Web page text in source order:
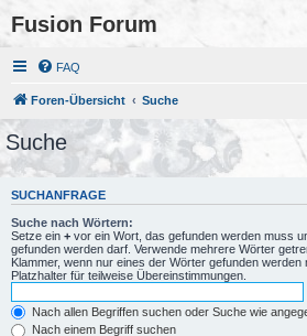
Fusion Forum
FAQ
Foren-Übersicht Suche
Suche
SUCHANFRAGE
Suche nach Wörtern:
Setze ein + vor ein Wort, das gefunden werden muss
gefunden werden darf. Verwende mehrere Wörter
Klammer, wenn nur eines der Wörter gefunden werden
Platzhalter für teilweise Übereinstimmungen.
Nach allen Begriffen suchen oder Suche wie
Nach einem Begriff suchen